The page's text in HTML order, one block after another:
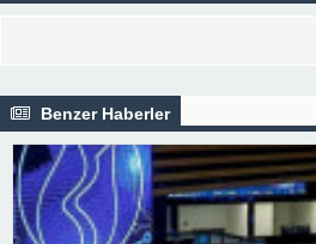
Benzer Haberler